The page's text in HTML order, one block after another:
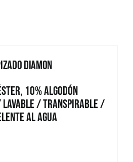
Diamon
10% Algodón
/ Transpirable /
al Agua